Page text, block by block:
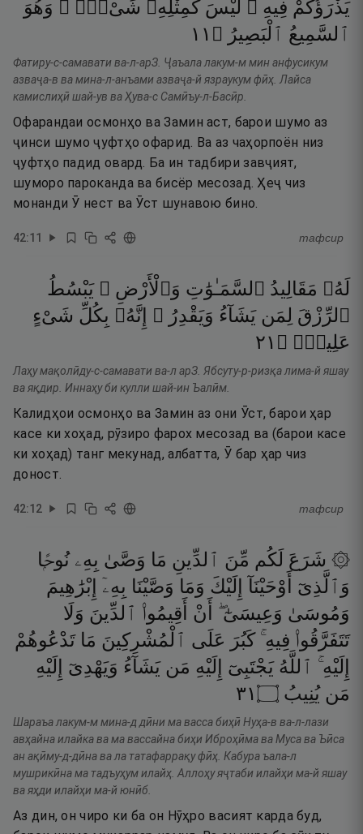
يَذْرَؤُكُمْ فِيهِ ۚ لَيْسَ كَمِثْلِهِۦ شَىْءٌۭ ۖ وَهُوَ
ٱلسَّمِيعُ ٱلْبَصِيرُ ۝ ١١
Фатиру-с-самавати ва-л-арЗ. Ҷаъала лакум-м мин анфусикум
азваҷа-в ва мина-л-анъами азваҷа-й язраукум фӣҳ. Лайса
камислиҳӣ шай-ув ва Ҳува-с Самӣъу-л-Басӣр.
Офарандаи осмонҳо ва Замин аст, барои шумо аз
ҷинси шумо ҷуфтҳо офарид. Ва аз чаҳорпоён низ
ҷуфтҳо падид овард. Ба ин тадбири завҷият,
шуморо пароканда ва бисёр месозад. Ҳеҷ чиз
монанди Ӯ нест ва Ӯст шунавою бино.
42:11 тафсир
لَهُۥ مَقَالِيدُ ٱلسَّمَـٰوَٰتِ وَٱلْأَرْضِ ۖ يَبْسُطُ
ٱلرِّزْقَ لِمَن يَشَآءُ وَيَقْدِرُ ۚ إِنَّهُۥ بِكُلِّ شَىْءٍ
عَلِيمٌۭ ۝ ١٢
Лаҳу мақолӣду-с-самавати ва-л арЗ. Ябсуту-р-ризқа лима-й яшау
ва яқдир. Иннаҳу би кулли шай-ин Ъалӣм.
Калидҳои осмонҳо ва Замин аз они Ӯст, барои ҳар
касе ки хоҳад, рӯзиро фарох месозад ва (барои касе
ки хоҳад) танг мекунад, албатта, Ӯ бар ҳар чиз
доност.
42:12 тафсир
۞ شَرَعَ لَكُم مِّنَ ٱلدِّينِ مَا وَصَّىٰ بِهِۦ نُوحًۭا
وَٱلَّذِىٓ
أَوْحَيْنَآ إِلَيْكَ وَمَا وَصَّيْنَا بِهِۦٓ إِبْرَٰهِيمَ
وَمُوسَىٰ وَعِيسَىٰٓ ۖ أَنْ أَقِيمُوا۟ ٱلدِّينَ وَلَا
تَتَفَرَّقُوا۟ فِيهِ ۚ كَبُرَ عَلَى ٱلْمُشْرِكِينَ مَا تَدْعُوهُمْ
إِلَيْهِ ۚ ٱللَّهُ يَجْتَبِىٓ إِلَيْهِ مَن يَشَآءُ وَيَهْدِىٓ
إِلَيْهِ
مَن يُنِيبُ ۝١٣
Шараъа лакум-м мина-д дӣни ма васса биҳӣ Нуҳа-в ва-л-лази
авҳайна илайка ва ма вассайна биҳи Иброҳӣма ва Муса ва Ъӣса
ан ақӣму-д-дӣна ва ла татафаррақу фӣҳ. Кабура ъала-л
мушрикӣна ма тадъуҳум илайҳ. Аллоҳу яҷтаби илайҳи ма-й яшау
ва яҳди илайҳи ма-й юнӣб.
Аз дин, он чиро ки ба он Нӯҳро васият карда буд,